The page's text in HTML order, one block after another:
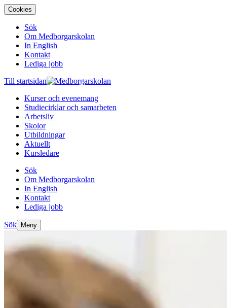
Cookies
Sök
Om Medborgarskolan
In English
Kontakt
Lediga jobb
Till startsidan
Kurser och evenemang
Studiecirklar och samarbeten
Arbetsliv
Skolor
Utbildningar
Aktuellt
Kursledare
Sök
Om Medborgarskolan
In English
Kontakt
Lediga jobb
Sök Meny